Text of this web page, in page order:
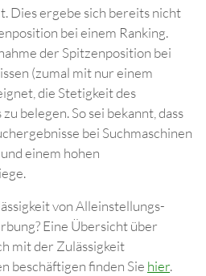
Dies ergebe sich bereits nicht
bei einem Ranking.
der Spitzenposition bei
(zumal mit nur einem
die Stetigkeit des
belegen. So sei bekannt, dass
bei Suchmaschinen
einem hohen
von Alleinstellungs-
Eine Übersicht über
mit der Zulässigkeit
beschäftigen finden Sie hier.